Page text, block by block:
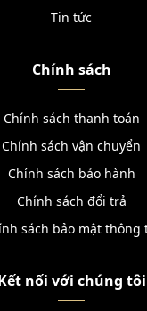
Tin tức
Chính sách
Chính sách thanh toán
Chính sách vận chuyển
Chính sách bảo hành
Chính sách đổi trả
sách bảo mật thông
nối với chúng tôi